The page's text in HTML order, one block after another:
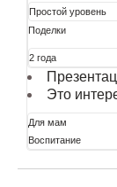
Простой уровень
Поделки
2 года
Это
Для мам
Воспитание